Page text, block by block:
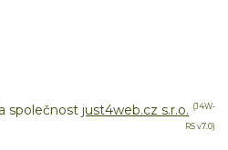
společnost just4web.cz s.r.o. (J4W-
RS v7.0)